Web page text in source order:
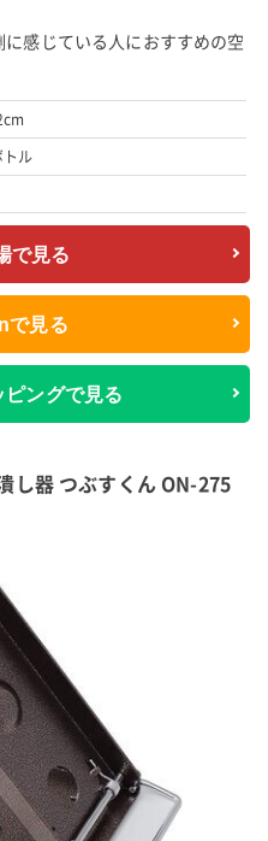
感じている人におすすめの空
ル
で見る
で見る
ングで見る
し器 つぶすくん ON-275